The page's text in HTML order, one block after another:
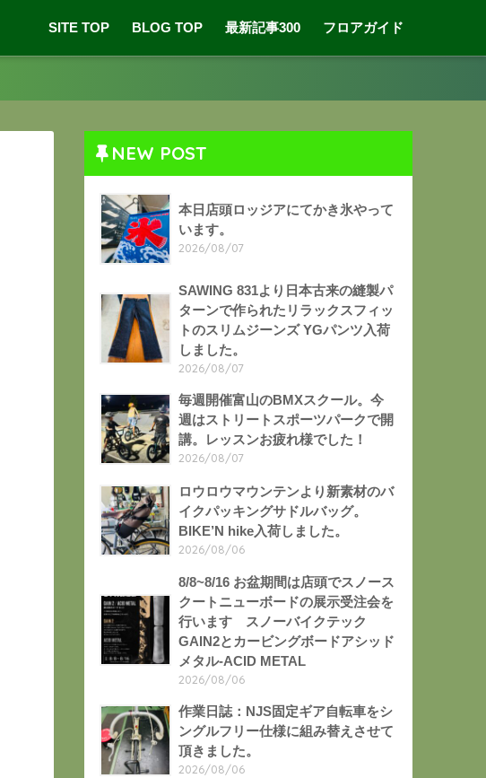
SITE TOP BLOG TOP 最新記事300 フロアガイド
NEW POST
本日店頭ロッジアにてかき氷やって
います。
2026/08/07
SAWING 831より日本古来の縫製パ
ターンで作られたリラックスフィッ
トのスリムジーンズ YGパンツ入荷
しました。
2026/08/07
毎週開催富山のBMXスクール。今
週はストリートスポーツパークで開
講。レッスンお疲れ様でした！
2026/08/07
ロウロウマウンテンより新素材のバ
イクパッキングサドルバッグ。
BIKE’N hike入荷しました。
2026/08/06
8/8~8/16 お盆期間は店頭でスノース
クートニューボードの展示受注会を
行います スノーバイクテック
GAIN2とカービングボードアシッド
メタル-ACID METAL
2026/08/06
作業日誌：NJS固定ギア自転車をシ
ングルフリー仕様に組み替えさせて
頂きました。
2026/08/06